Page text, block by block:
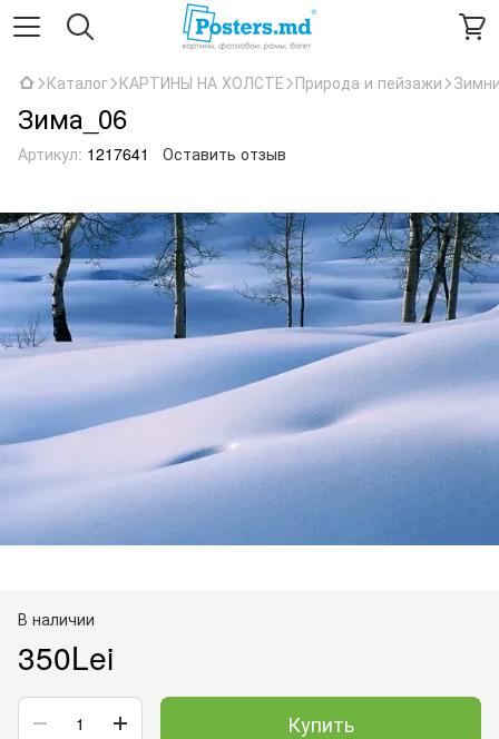
Каталог КАРТИНЫ НА ХОЛСТЕ Природа и пейзажи
Зима_06
Артикул: 1217641 Оставить отзыв
В наличии
350Lei
Купить